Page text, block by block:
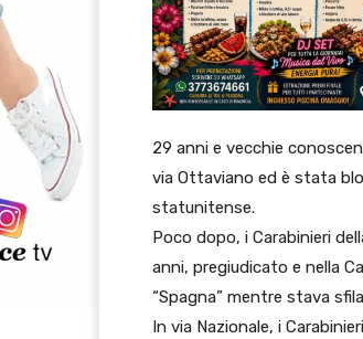
29 anni e vecchie
via Ottaviano ed è stata
statunitense.
Poco dopo, i Carabinieri
anni, pregiudicato e nella
“Spagna” mentre stava
In via Nazionale, i